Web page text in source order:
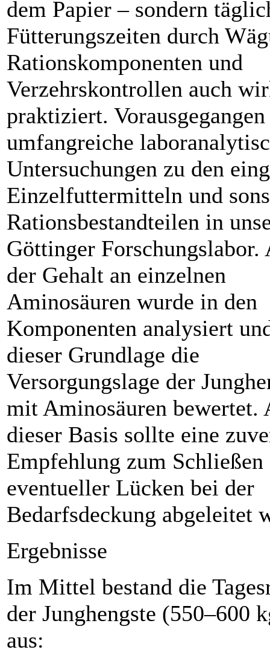
dem Papier – sondern
Fütterungszeiten durch
Rationskomponenten und
Verzehrskontrollen auch
praktiziert.
umfangreiche
Untersuchungen zu den
Einzelfuttermitteln und
Rationsbestandteilen in
Göttinger Forschungslabor.
der Gehalt an einzelnen
Aminosäuren wurde in den
Komponenten analysiert
dieser Grundlage die
Versorgungslage der
mit Aminosäuren bewertet.
dieser Basis sollte eine
Empfehlung zum Schließen
eventueller Lücken bei der
Bedarfsdeckung abgeleitet
Ergebnisse
Im Mittel bestand die
der Junghengste (550–600
aus: